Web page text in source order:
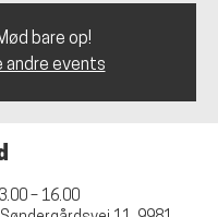
bare op!
andre events
– 16.00